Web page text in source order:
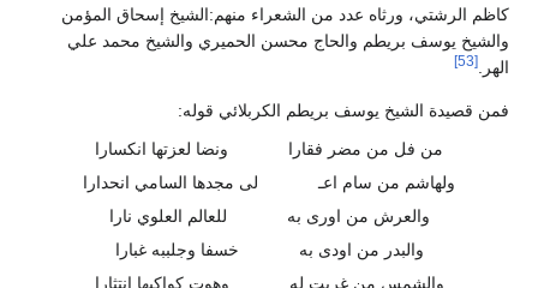
كاظم الرشتي، ورثاه عدد من الشعراء منهم:الشيخ إسحاق المؤمن
والشيخ يوسف بريطم والحاج محسن الحميري والشيخ محمد علي
الهر.
[53]
فمن قصيدة الشيخ يوسف بريطم الكربلائي قوله:
من فل من مضر فقارا
ونضا لعزتها انكسارا
ولهاشم من سام اعـ
لى مجدها السامي انحدارا
والعرش من اورى به
للعالم العلوي نارا
والبدر من اودى به
خسفا وجلببه غبارا
والشمس من غربت له
وهوت كواكبها انتثارا